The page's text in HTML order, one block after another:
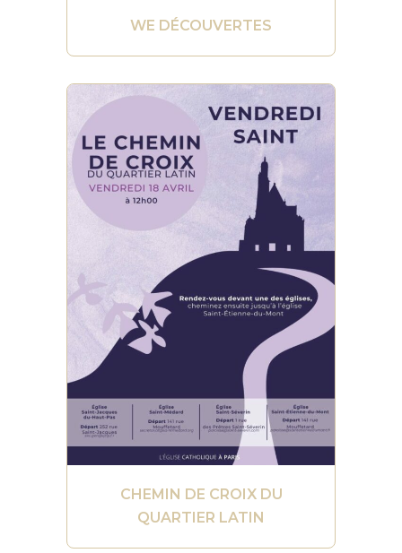
WE DÉCOUVERTES
CHEMIN DE CROIX DU
QUARTIER LATIN